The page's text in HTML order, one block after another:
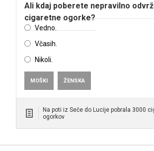
Ali kdaj poberete nepravilno
cigaretne ogorke?
Vedno.
Včasih.
Nikoli.
MOŠKI ŽENSKA
Na poti iz Seče do Lucije pobrala 3000
ogorkov